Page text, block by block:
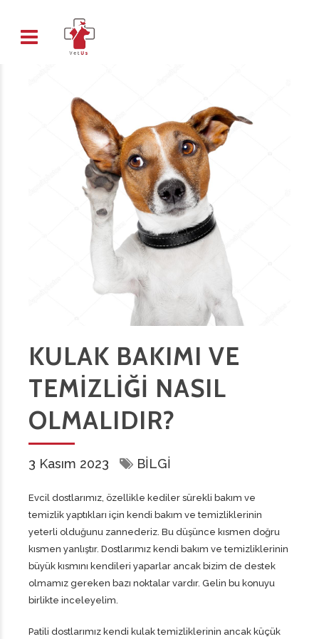
KULAK BAKIMI VE
TEMIZLIĞI NASIL
OLMALIDIR?
3 Kasım 2023 BILGI
Evcil dostlarımız, özellikle kediler sürekli bakım ve
temizlik yaptıkları için kendi bakım ve temizliklerinin
yeterli olduğunu zannederiz. Bu düşünce kısmen doğru
kısmen yanlıştır. Dostlarımız kendi bakım ve temizliklerinin
büyük kısmını kendileri yaparlar ancak bizim de destek
olmamız gereken bazı noktalar vardır. Gelin bu konuyu
birlikte inceleyelim.
Patili dostlarımız kendi kulak temizliklerinin ancak küçük